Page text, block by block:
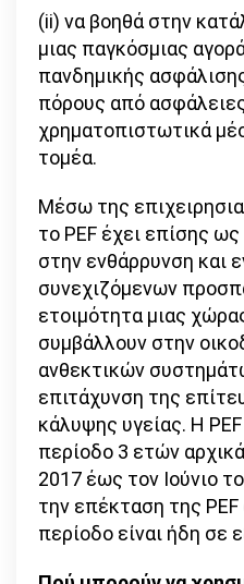
(ii) να βοηθά στην
μιας παγκόσμιας
πανδημικής
πόρους από
χρηματοπιστωτικά
τομέα.
Μέσω της
το PEF έχει επίσης
στην ενθάρρυνση και
συνεχιζόμενων
ετοιμότητα μιας
συμβάλλουν στην
ανθεκτικών
επιτάχυνση της
κάλυψης υγείας. Η
περίοδο 3 ετών
2017 έως τον Ιούνιο
την επέκταση της
περίοδο είναι ήδη σε